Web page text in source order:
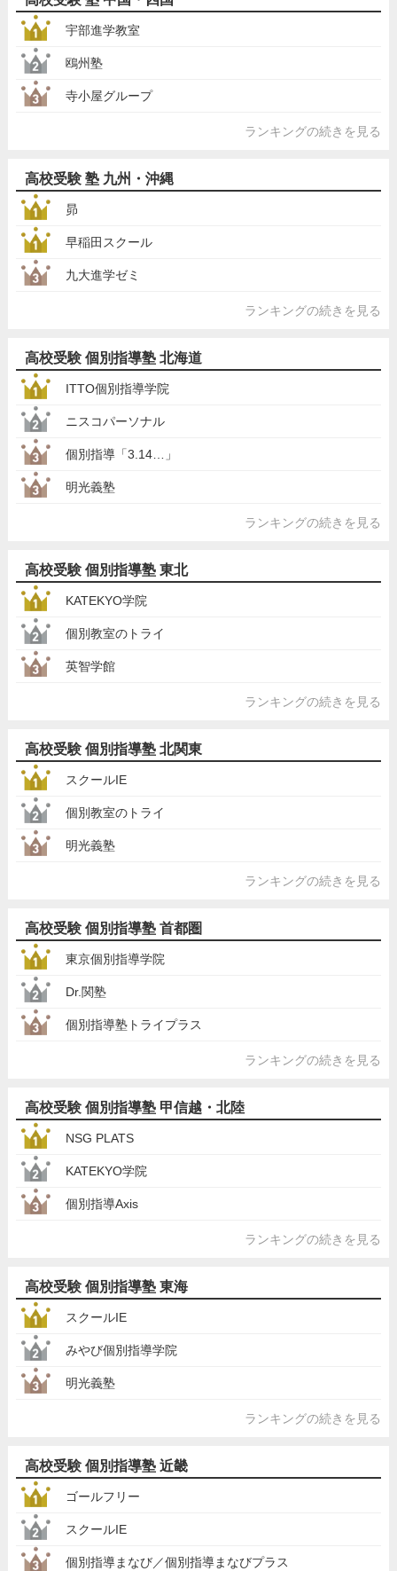
宇部進学教室
鴎州塾
寺小屋グループ
ランキングの続きを見る
高校受験 塾 九州・沖縄
昴
早稲田スクール
九大進学ゼミ
ランキングの続きを見る
高校受験 個別指導塾 北海道
ITTO個別指導学院
ニスコパーソナル
個別指導「3.14…」
明光義塾
ランキングの続きを見る
高校受験 個別指導塾 東北
KATEKYO学院
個別教室のトライ
英智学館
ランキングの続きを見る
高校受験 個別指導塾 北関東
スクールIE
個別教室のトライ
明光義塾
ランキングの続きを見る
高校受験 個別指導塾 首都圏
東京個別指導学院
Dr.関塾
個別指導塾トライプラス
ランキングの続きを見る
高校受験 個別指導塾 甲信越・北陸
NSG PLATS
KATEKYO学院
個別指導Axis
ランキングの続きを見る
高校受験 個別指導塾 東海
スクールIE
みやび個別指導学院
明光義塾
ランキングの続きを見る
高校受験 個別指導塾 近畿
ゴールフリー
スクールIE
個別指導まなび／個別指導まなびプラス